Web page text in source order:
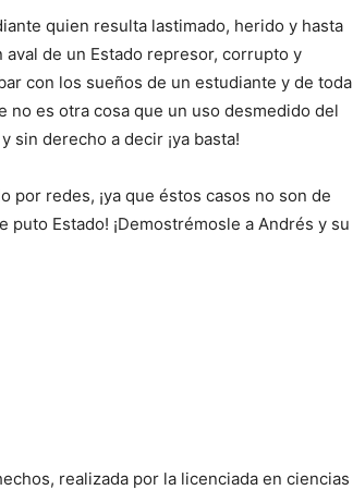
quien resulta lastimado, herido y hasta
de un Estado represor, corrupto y
con los sueños de un estudiante y de toda
no es otra cosa que un uso desmedido del
sin derecho a decir ¡ya basta!
por redes, ¡ya que éstos casos no son de
Estado! ¡Demostrémosle a Andrés y su
realizada por la licenciada en ciencias